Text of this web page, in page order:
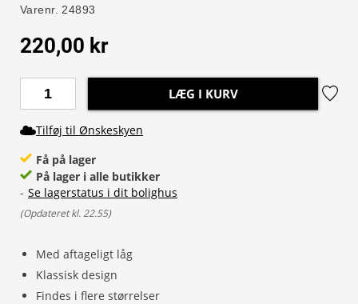
Varenr. 24893
Med aftageligt låg
Klassisk design
Findes i flere størrelser
220,00 kr
LÆG I KURV
Tilføj til Ønskeskyen
Få på lager
På lager i alle butikker
- Se lagerstatus i dit bolighus
(Opdateret kl. 22.55)